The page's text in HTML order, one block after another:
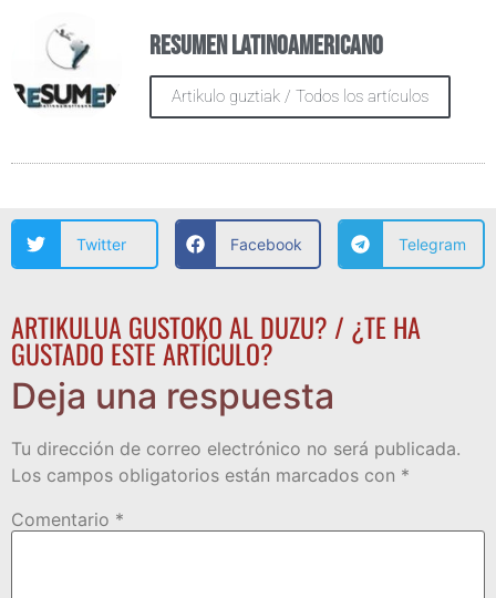
Resumen Latinoamericano
Artikulo guztiak / Todos los artículos
Twitter Facebook Telegram
ARTIKULUA GUSTOKO AL DUZU? / ¿TE HA
GUSTADO ESTE ARTÍCULO?
Deja una respuesta
Tu dirección de correo electrónico no será publicada.
Los campos obligatorios están marcados con *
Comentario *